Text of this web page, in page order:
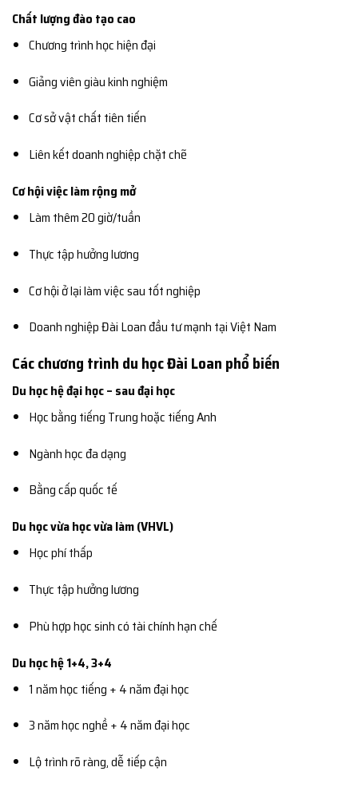
Chất lượng đào tạo cao
Chương trình học hiện đại
Giảng viên giàu kinh nghiệm
Cơ sở vật chất tiên tiến
Liên kết doanh nghiệp chặt chẽ
Cơ hội việc làm rộng mở
Làm thêm 20 giờ/tuần
Thực tập hưởng lương
Cơ hội ở lại làm việc sau tốt nghiệp
Doanh nghiệp Đài Loan đầu tư mạnh tại Việt Nam
Các chương trình du học Đài Loan phổ biến
Du học hệ đại học – sau đại học
Học bằng tiếng Trung hoặc tiếng Anh
Ngành học đa dạng
Bằng cấp quốc tế
Du học vừa học vừa làm (VHVL)
Học phí thấp
Thực tập hưởng lương
Phù hợp học sinh có tài chính hạn chế
Du học hệ 1+4, 3+4
1 năm học tiếng + 4 năm đại học
3 năm học nghề + 4 năm đại học
Lộ trình rõ ràng, dễ tiếp cận